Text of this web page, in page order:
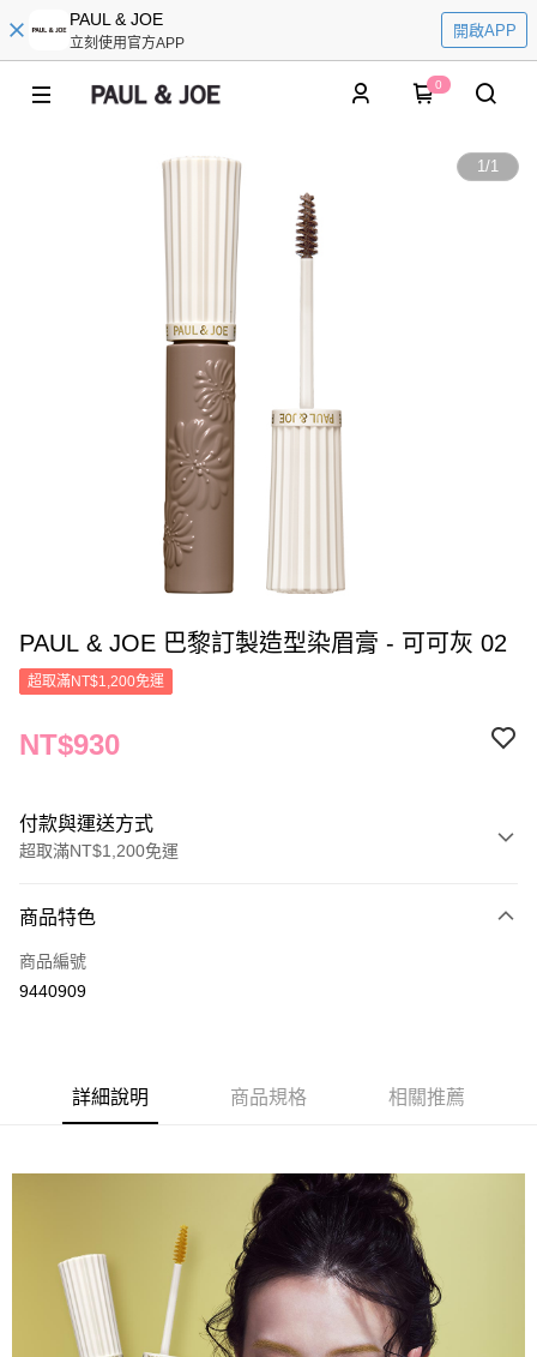
PAUL & JOE
立刻使用官方APP
開啟APP
0
1/1
PAUL & JOE 巴黎訂製造型染眉膏 - 可可灰 02
超取滿NT$1,200免運
NT$930
付款與運送方式
超取滿NT$1,200免運
信用卡一次付款
信用卡分期付款
上海商業儲蓄銀行
台北富邦商業銀行
國泰世華商業銀行
匯豐（台灣）商業銀行
華泰商業銀行
遠東國際商業銀行
永豐商業銀行
玉山商業銀行
星展（台灣）商業銀行
台新國際商業銀行
中國信託商業銀行
台灣樂天信用卡公司
Apple Pay
運送方式
測試中請勿選取(全家)
每筆NT$9,999
商品特色
商品編號
9440909
詳細說明 商品規格 相關推薦